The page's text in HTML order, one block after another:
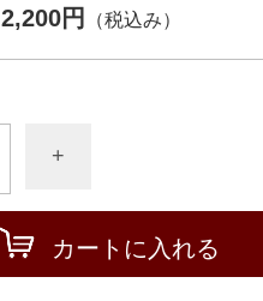
2,200円 （税込み）
+
カートに入れる